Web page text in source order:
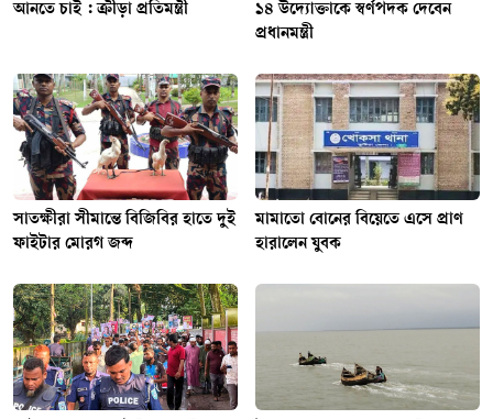
আনতে চাই : ক্রীড়া প্রতিমন্ত্রী
১৪ উদ্যোক্তাকে স্বর্ণপদক দেবেন
প্রধানমন্ত্রী
সাতক্ষীরা সীমান্তে বিজিবির হাতে দুই
ফাইটার মোরগ জব্দ
মামাতো বোনের বিয়েতে এসে প্রাণ
হারালেন যুবক